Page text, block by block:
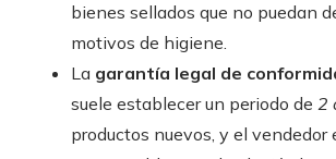
bienes sellados que no puedan
motivos de higiene.
La garantía legal de
suele establecer un periodo de 2
productos nuevos, y el vendedor